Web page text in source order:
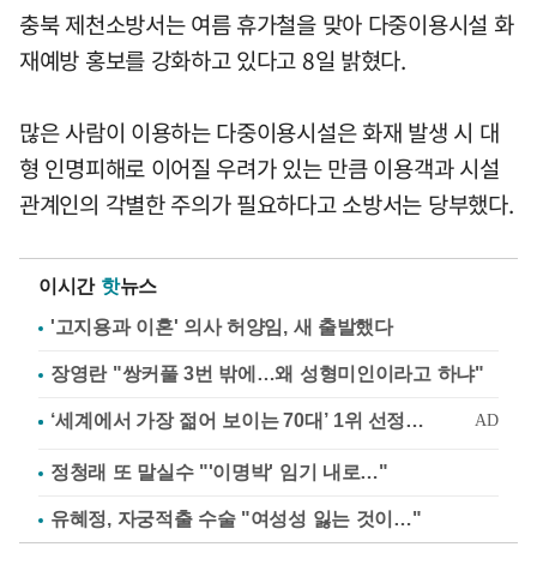
충북 제천소방서는 여름 휴가철을 맞아 다중이용시설 화
재예방 홍보를 강화하고 있다고 8일 밝혔다.
많은 사람이 이용하는 다중이용시설은 화재 발생 시 대
형 인명피해로 이어질 우려가 있는 만큼 이용객과 시설
관계인의 각별한 주의가 필요하다고 소방서는 당부했다.
이시간 핫뉴스
'고지용과 이혼' 의사 허양임, 새 출발했다
장영란 "쌍커풀 3번 밖에…왜 성형미인이라고 하냐"
정청래 또 말실수 "'이명박' 임기 내로…"
유혜정, 자궁적출 수술 "여성성 잃는 것이…"